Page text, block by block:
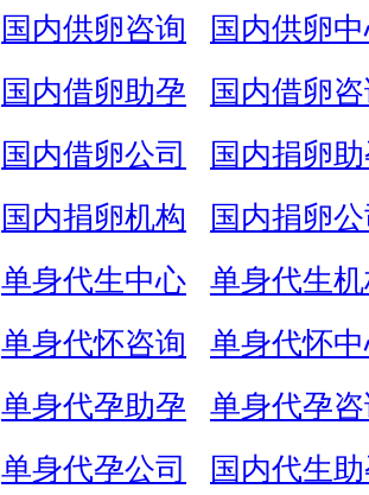
国内供卵咨询
国内供卵
国内借卵助孕
国内借卵
国内借卵公司
国内捐卵
国内捐卵机构
国内捐卵公
单身代生中心
单身代生机
单身代怀咨询
单身代怀
单身代孕助孕
单身代孕咨
单身代孕公司
国内代生